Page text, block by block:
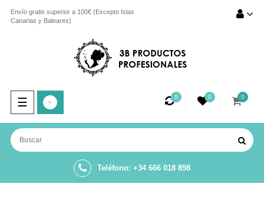
Envío gratis superior a 100€ (Excepto Islas
Canarias y Baleares)
Navegación
de
palanca
☰ 0 0 0
Teléfono: +34 666 018 898